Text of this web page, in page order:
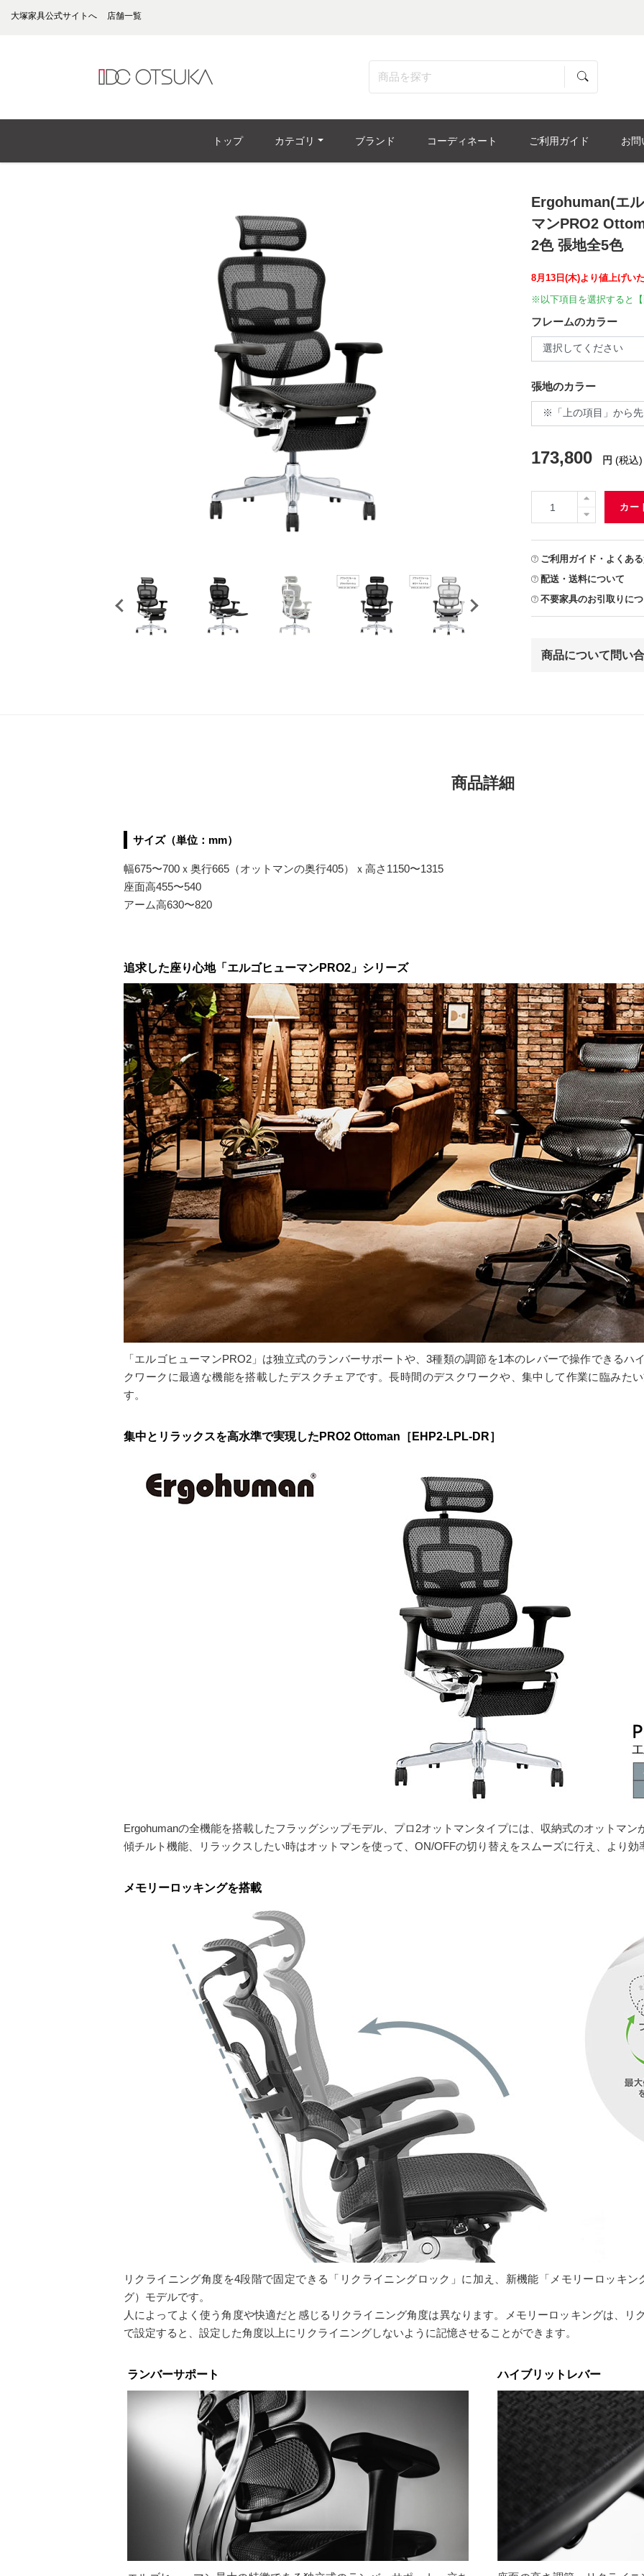
大塚家具公式サイトへ 店舗一覧
トップ カテゴリ ブランド コーディネート ご利用ガイド お問
Ergohuman(エ
マンPRO2
2色 張地全5色
8月13日(木)より値上げい
※以下項目を選択すると
フレームのカラー
張地のカラー
173,800 円 (税込)
カー
ご利用ガイド・よくあ
配送・送料について
不要家具のお引取りに
商品について問い
商品詳細
サイズ（単位：mm）
幅675〜700ｘ奥行665（オットマンの奥行405）ｘ高さ1150〜1315
座面高455〜540
アーム高630〜820
追求した座り心地「エルゴヒューマンPRO2」シリーズ
「エルゴヒューマンPRO2」は独立式のランバーサポートや、3種類の調節を1本のレバーで操作できるハ
クワークに最適な機能を搭載したデスクチェアです。長時間のデスクワークや、集中して作業に臨みた
す。
集中とリラックスを高水準で実現したPRO2 Ottoman［EHP2-LPL-DR］
Ergohumanの全機能を搭載したフラッグシップモデル、プロ2オットマンタイプには、収納式のオットマ
傾チルト機能、リラックスしたい時はオットマンを使って、ON/OFFの切り替えをスムーズに行え、より
メモリーロッキングを搭載
リクライニング角度を4段階で固定できる「リクライニングロック」に加え、新機能「メモリーロッキ
グ）モデルです。
人によってよく使う角度や快適だと感じるリクライニング角度は異なります。メモリーロッキングは、リ
で設定すると、設定した角度以上にリクライニングしないように記憶させることができます。
ランバーサポート ハイブリットレバー